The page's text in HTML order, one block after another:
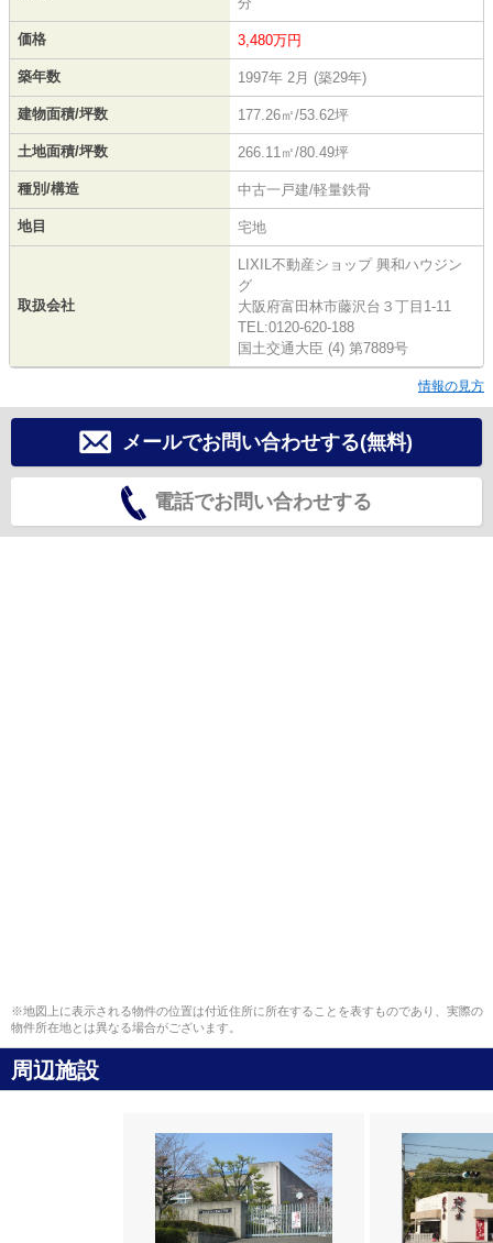
価格 3,480万円
築年数 1997年 2月 (築29年)
建物面積/坪数 177.26㎡/53.62坪
土地面積/坪数 266.11㎡/80.49坪
種別/構造 中古一戸建/軽量鉄骨
地目 宅地
取扱会社
LIXIL不動産ショップ 興和ハウジン
グ
大阪府富田林市藤沢台３丁目1-11
TEL:0120-620-188
国土交通大臣 (4) 第7889号
情報の見方
メールでお問い合わせする(無料)
電話でお問い合わせする
※地図上に表示される物件の位置は付近住所に所在することを表すものであり、実際の
物件所在地とは異なる場合がございます。
周辺施設